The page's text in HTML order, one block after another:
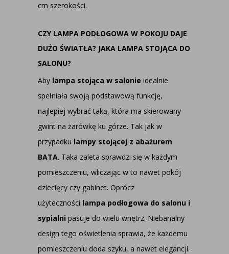
cm szerokości.
CZY LAMPA PODŁOGOWA W POKOJU DAJE
DUŻO ŚWIATŁA? JAKA LAMPA STOJĄCA DO
SALONU?
Aby lampa stojąca w salonie idealnie
spełniała swoją podstawową funkcję,
najlepiej wybrać taką, która ma skierowany
gwint na żarówkę ku górze. Tak jak w
przypadku lampy stojącej z abażurem
BATA. Taka zaleta sprawdzi się w każdym
pomieszczeniu, wliczając w to nawet pokój
dziecięcy czy gabinet. Oprócz
użyteczności lampa podłogowa do salonu i
sypialni pasuje do wielu wnętrz. Niebanalny
design tego oświetlenia sprawia, że każdemu
pomieszczeniu doda szyku, a nawet elegancji.